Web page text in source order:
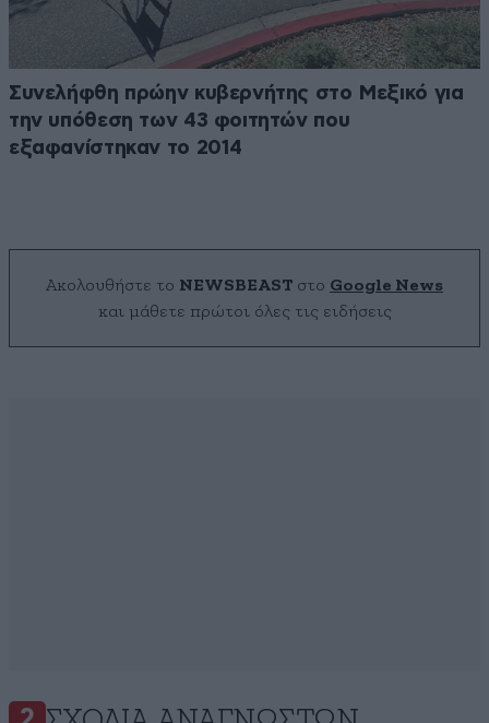
Συνελήφθη πρώην κυβερνήτης στο Μεξικό για
την υπόθεση των 43 φοιτητών που
εξαφανίστηκαν το 2014
Ακολουθήστε το NEWSBEAST στο Google News
και μάθετε πρώτοι όλες τις ειδήσεις